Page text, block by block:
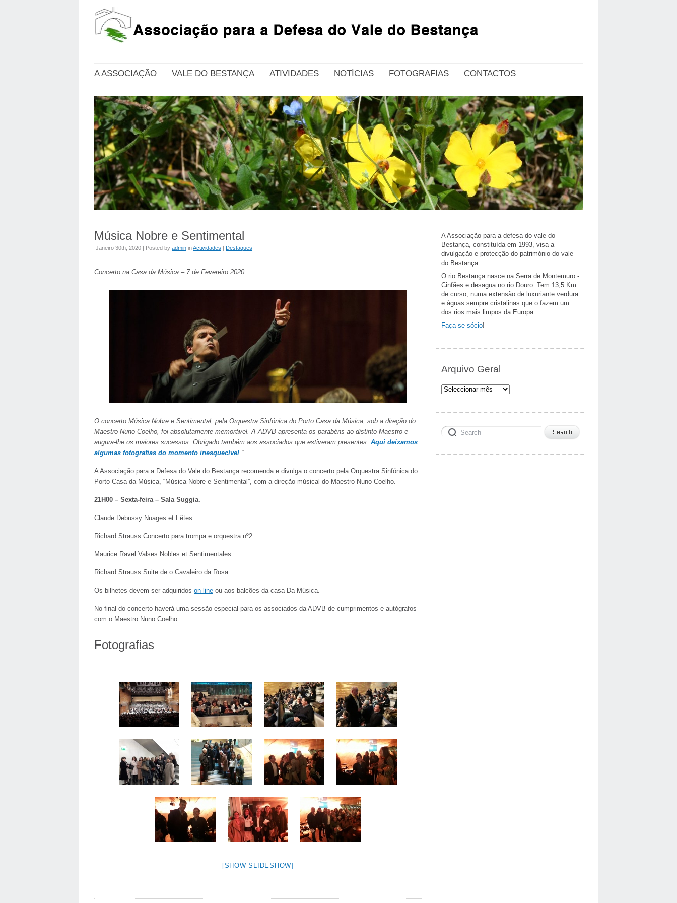
A ASSOCIAÇÃO VALE DO BESTANÇA ATIVIDADES NOTÍCIAS FOTOGRAFIAS CONTACTOS
Música Nobre e Sentimental
Janeiro 30th, 2020 | Posted by admin inActividades | Destaques
Concerto na Casa da Música – 7 de Fevereiro 2020.
O concerto Música Nobre e Sentimental, pela Orquestra Sinfónica do Porto Casa da Música, sob a direção do
Maestro Nuno Coelho, foi absolutamente memorável. A ADVB apresenta os parabéns ao distinto Maestro e
augura-lhe os maiores sucessos. Obrigado também aos associados que estiveram presentes. Aqui deixamos
algumas fotografias do momento inesquecível.”
A Associação para a Defesa do Vale do Bestança recomenda e divulga o concerto pela Orquestra Sinfónica do
Porto Casa da Música, “Música Nobre e Sentimental”, com a direção músical do Maestro Nuno Coelho.
21H00 – Sexta-feira – Sala Suggia.
Claude Debussy Nuages et Fêtes
Richard Strauss Concerto para trompa e orquestra nº2
Maurice Ravel Valses Nobles et Sentimentales
Richard Strauss Suite de o Cavaleiro da Rosa
Os bilhetes devem ser adquiridos on line ou aos balcões da casa Da Música.
No final do concerto haverá uma sessão especial para os associados da ADVB de cumprimentos e autógrafos
com o Maestro Nuno Coelho.
Fotografias
[SHOW SLIDESHOW]
A Associação para a defesa do vale do
Bestança, constituída em 1993, visa a
divulgação e protecção do património do vale
do Bestança.
O rio Bestança nasce na Serra de Montemuro -
Cinfães e desagua no rio Douro. Tem 13,5 Km
de curso, numa extensão de luxuriante verdura
e àguas sempre cristalinas que o fazem um
dos rios mais limpos da Europa.
Faça-se sócio!
Arquivo Geral
Arquivo